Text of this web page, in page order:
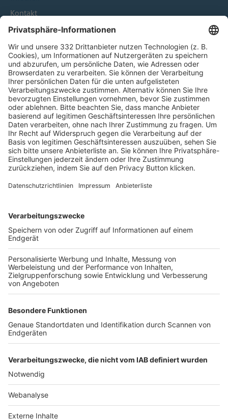
Kontakt
HÄUFIG BESUCHTE SEITEN
Pässe und Vereinswechsel
Trainerausbildung
Schulungsangebot Vereinsmitarbeiter
BFV-Geschäftsstellen
Trainerbörse
Login SpielPlus
FOLGE DEM BFV
TOP-VEREINE
TOP-PARTNER
Nutzungsbedingungen Datenschutz Impressum